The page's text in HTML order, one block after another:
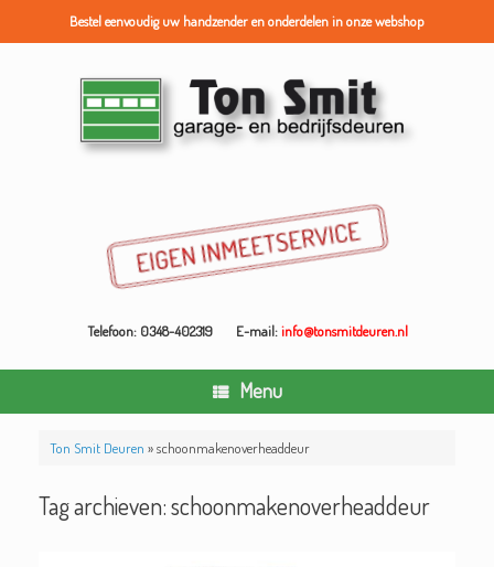
Bestel eenvoudig uw handzender en onderdelen in onze webshop
Telefoon: 0348-402319 E-mail:info@tonsmitdeuren.nl
Menu
Ton Smit Deuren »schoonmakenoverheaddeur
Tag archieven:schoonmakenoverheaddeur